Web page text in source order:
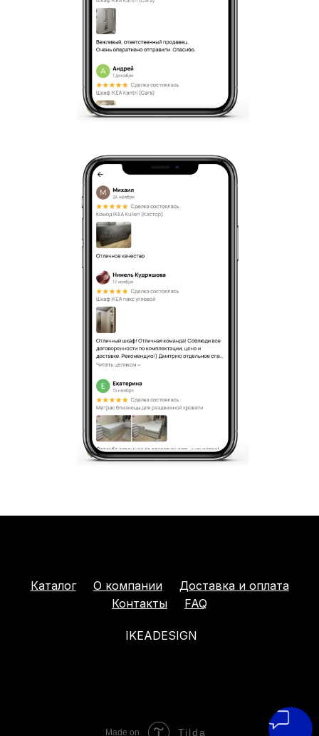
Каталог О компании
Доставка и оплата
Контакты
FAQ
IKEADESIGN
Made on Tilda